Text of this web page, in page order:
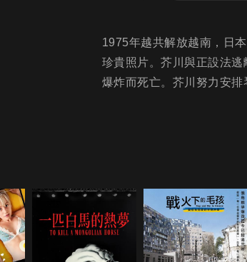
1975年越共解放越南，日
珍貴照片。芥川與正設法
爆炸而死亡。芥川努力安排